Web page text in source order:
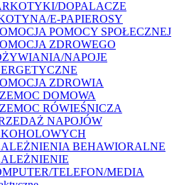
DOPALACZE
E-PAPIEROSY
POMOCY SPOŁECZNEJ
ZDROWEGO
NAPOJE
ZDROWIA
DOMOWA
RÓWIEŚNICZA
NAPOJÓW
BEHAWIORALNE
TELEFON/MEDIA